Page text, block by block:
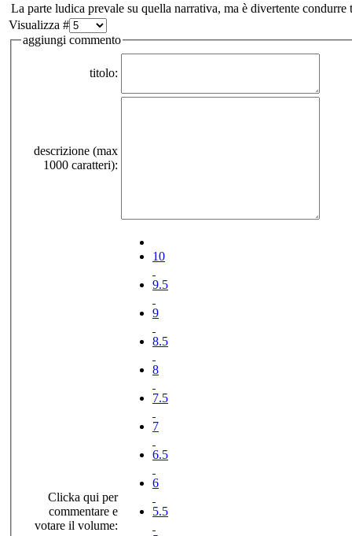
La parte ludica prevale su quella narrativa, ma è divertente
Visualizza #
aggiungi commento
titolo:
descrizione (max
1000 caratteri):
Clicka qui per
commentare e
votare il volume:
10
9.5
9
8.5
8
7.5
7
6.5
6
5.5